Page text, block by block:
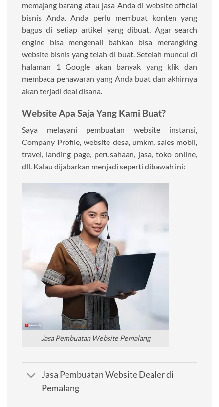
memajang barang atau jasa Anda di website official
bisnis Anda. Anda perlu membuat konten yang
bagus di setiap artikel yang dibuat. Agar search
engine bisa mengenali bahkan bisa merangking
website bisnis yang telah di buat. Setelah muncul di
halaman 1 Google akan banyak yang klik dan
membaca penawaran yang Anda buat dan akhirnya
akan terjadi deal disana.
Website Apa Saja Yang Kami Buat?
Saya melayani pembuatan website instansi,
Company Profile, website desa, umkm, sales mobil,
travel, landing page, perusahaan, jasa, toko online,
dll. Kalau dijabarkan menjadi seperti dibawah ini:
Jasa Pembuatan Website Pemalang
Jasa Pembuatan Website Dealer di
Pemalang